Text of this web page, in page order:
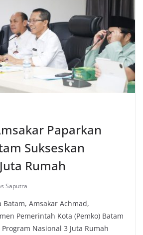
Paparkan
Sukseskan
Rumah
Saputra
Batam, Amsakar Achmad,
Pemerintah Kota (Pemko) Batam
Nasional 3 Juta Rumah